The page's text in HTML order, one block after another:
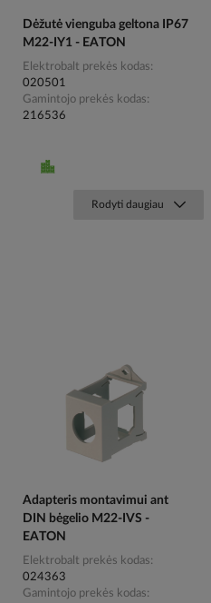
Dėžutė vienguba geltona IP67
M22-IY1 - EATON
Elektrobalt prekės kodas
020501
Gamintojo prekės kodas
216536
Rodyti daugiau
Adapteris montavimui ant
DIN bėgelio M22-IVS -
EATON
Elektrobalt prekės kodas
024363
Gamintojo prekės kodas